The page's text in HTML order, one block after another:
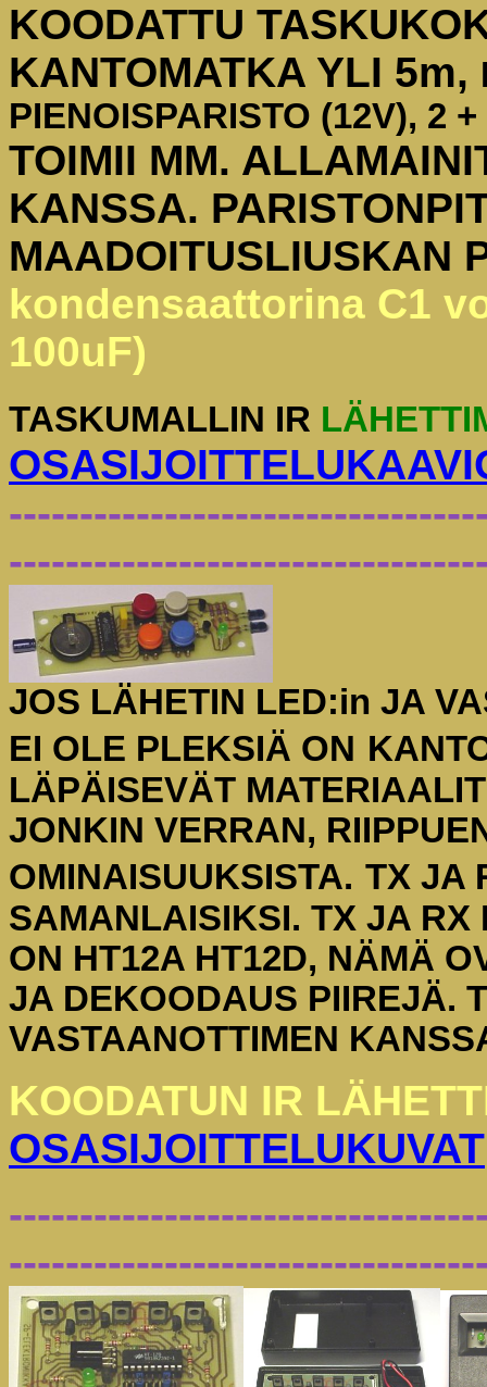
KOODATTU
KANTOMATKA YLI 5m,
PIENOISPARISTO (12V), 2
TOIMII MM.
KANSSA.
MAADOITUSLIUSKAN
kondensaattorina C1
100uF)
TASKUMALLIN IR
JOS LÄHETIN LED:in JA
EI OLE PLEKSIÄ ON
LÄPÄISEVÄT
JONKIN VERRAN,
OMINAISUUKSISTA. TX JA
SAMANLAISIKSI. TX JA RX
ON HT12A HT12D, NÄMÄ
JA DEKOODAUS PIIREJÄ.
VASTAANOTTIMEN
KOODATUN IR
OSASIJOITTELUKUVAT